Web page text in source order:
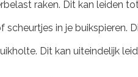
raken. Dit kan leiden
in je buikspieren.
Dit kan uiteindelijk